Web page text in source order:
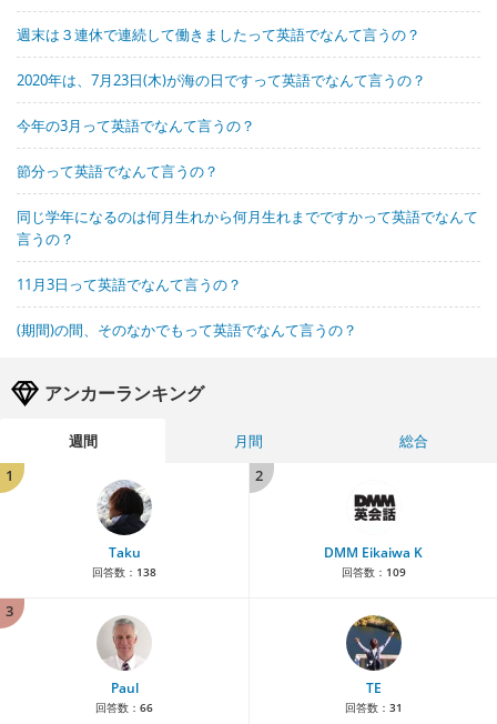
週末は３連休で連続して働きましたって英語でなんて言うの？
2020年は、7月23日(木)が海の日ですって英語でなんて言うの？
今年の3月って英語でなんて言うの？
節分って英語でなんて言うの？
同じ学年になるのは何月生れから何月生れまでですかって英語でなんて
言うの？
11月3日って英語でなんて言うの？
(期間)の間、そのなかでもって英語でなんて言うの？
アンカーランキング
週間 月間
総合
1
Taku
回答数： 138
2
DMM Eikaiwa K
回答数： 109
3
Paul
回答数： 66
TE
回答数： 31